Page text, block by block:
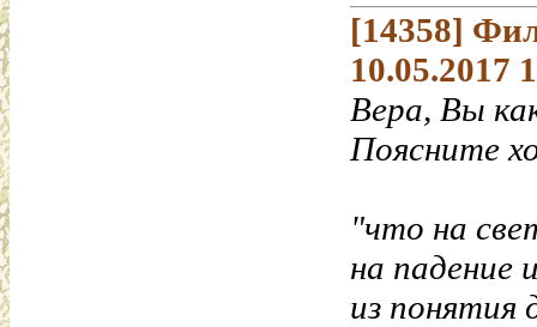
[14358]
10.05.2017
Вера, Вы
Поясните
"что на
на падение
из понятия